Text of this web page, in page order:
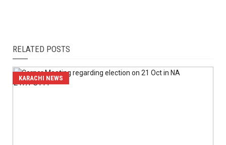
RELATED POSTS
KARACHI NEWS